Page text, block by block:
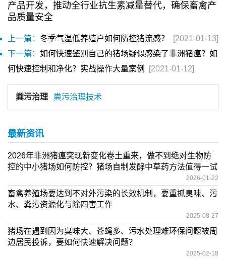
产品开发，推动全行业抗生素减量替代，确保畜禽产
品质量安全
上一篇： 冬季气温低养殖户如何防控猪流感？
[2021-01-13]
下一篇： 如何快速鉴别自己的猪场疑似感染了非洲猪瘟？如
何快速控制和净化？实战操作大量案例
[2021-01-12]
粪污治理 粪污治理技术
最新资讯
2026年非洲猪瘟突现新变化卷土重来，做不到绝对生物防
控的中小猪场如何防控？猪场自制发酵中草药方法值得一试
2026-01-22
畜禽养殖场要达到不对外污染的长效机制，要重抓臭味、污
水、粪污资源化与除四害工作
2025-08-27
猪场在遇到因为臭味大、苍蝇多、污水处理难环保问题被周
边居民投诉，要如何快速解决问题？
2025-02-18